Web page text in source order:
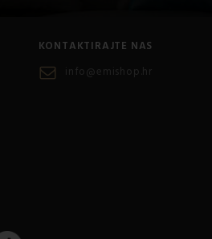
KONTAKTIRAJTE NAS
info@emishop.hr